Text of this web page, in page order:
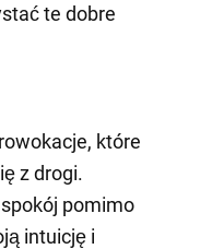
te dobre
które
z drogi.
pomimo
intuicję i